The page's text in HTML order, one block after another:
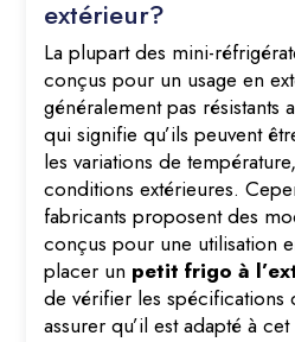
extérieur?
La plupart des mini-
conçus pour un usage en
généralement pas résistants
qui signifie qu’ils peuvent
les variations de
conditions extérieures.
fabricants proposent des
conçus pour une utilisation
placer un petit frigo à
de vérifier les spécifications
assurer qu’il est adapté à cet